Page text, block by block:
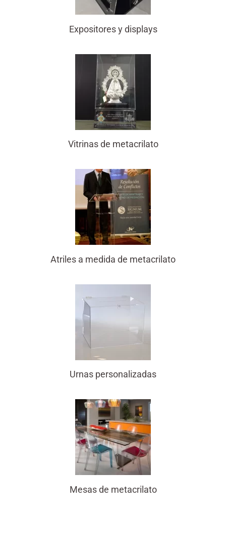
Expositores y displays
Vitrinas de metacrilato
Atriles a medida de metacrilato
Urnas personalizadas
Mesas de metacrilato